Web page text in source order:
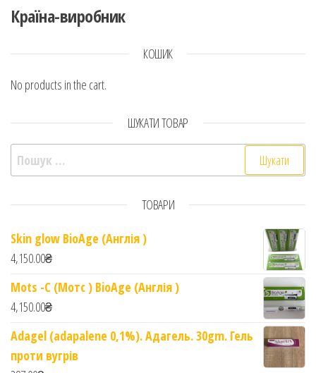
Країна-виробник
КОШИК
No products in the cart.
ШУКАТИ ТОВАР
Пошук:
ТОВАРИ
Skin glow BioAge (Англія )
4,150.00₴
Mots -C (Мотс ) BioAge (Англія )
4,150.00₴
Adagel (adapalene 0,1%). Адагель. 30gm. Гель
проти вугрів